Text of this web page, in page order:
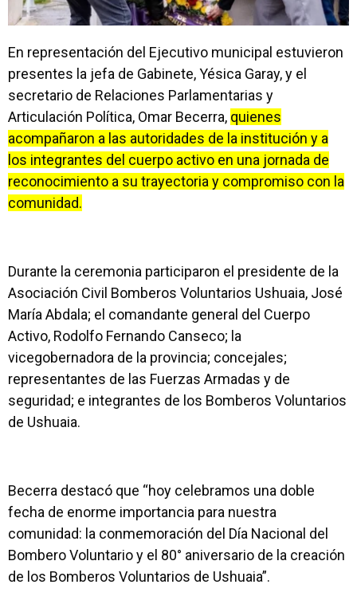
En representación del Ejecutivo municipal estuvieron
presentes la jefa de Gabinete, Yésica Garay, y el
secretario de Relaciones Parlamentarias y
Articulación Política, Omar Becerra, quienes
acompañaron a las autoridades de la institución y a
los integrantes del cuerpo activo en una jornada de
reconocimiento a su trayectoria y compromiso con la
comunidad.
Durante la ceremonia participaron el presidente de la
Asociación Civil Bomberos Voluntarios Ushuaia, José
María Abdala; el comandante general del Cuerpo
Activo, Rodolfo Fernando Canseco; la
vicegobernadora de la provincia; concejales;
representantes de las Fuerzas Armadas y de
seguridad; e integrantes de los Bomberos Voluntarios
de Ushuaia.
Becerra destacó que “hoy celebramos una doble
fecha de enorme importancia para nuestra
comunidad: la conmemoración del Día Nacional del
Bombero Voluntario y el 80° aniversario de la creación
de los Bomberos Voluntarios de Ushuaia”.